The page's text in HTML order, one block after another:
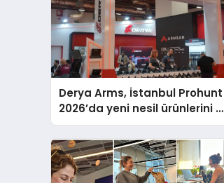
Derya Arms, İstanbul Prohunt
2026’da yeni nesil ürünlerini ve
global marka vizyonunu
sergiledi